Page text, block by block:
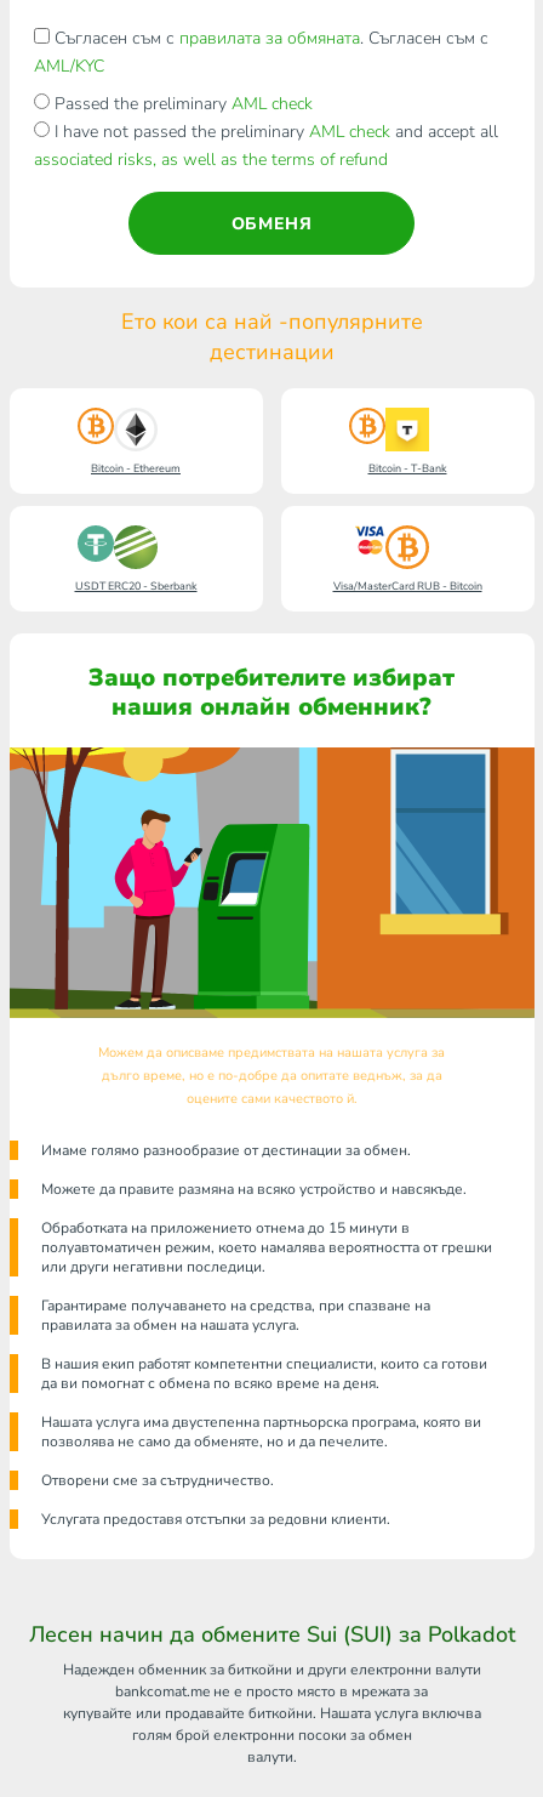
Съгласен съм с правилата за обмяната. Съгласен съм с
AML/KYC
Passed the preliminary AML check
I have not passed the preliminary AML checkand accept all
associated risks, as well as the terms of refund
ОБМЕНЯ
Ето кои са най -популярните
дестинации
Bitcoin - Ethereum Bitcoin - T-Bank
USDT ERC20 - Sberbank Visa/MasterCard RUB - Bitcoin
Защо потребителите избират
нашия онлайн обменник?
Можем да описваме предимствата на нашата услуга за
дълго време, но е по-добре да опитате веднъж, за да
оцените сами качеството й.
Имаме голямо разнообразие от дестинации за обмен.
Можете да правите размяна на всяко устройство и навсякъде.
Обработката на приложението отнема до 15 минути в
полуавтоматичен режим, което намалява вероятността от грешки
или други негативни последици.
Гарантираме получаването на средства, при спазване на
правилата за обмен на нашата услуга.
В нашия екип работят компетентни специалисти, които са готови
да ви помогнат с обмена по всяко време на деня.
Нашата услуга има двустепенна партньорска програма, която ви
позволява не само да обменяте, но и да печелите.
Отворени сме за сътрудничество.
Услугата предоставя отстъпки за редовни клиенти.
Лесен начин да обмените Sui (SUI) за Polkadot
Надежден обменник за биткойни и други електронни валути
bankcomat.me не е просто място в мрежата за
купувайте или продавайте биткойни. Нашата услуга включва
голям брой електронни посоки за обмен
валути.